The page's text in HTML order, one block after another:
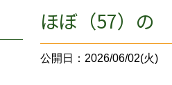
ほぼ（57）の
公開日：2026/06/02(火)